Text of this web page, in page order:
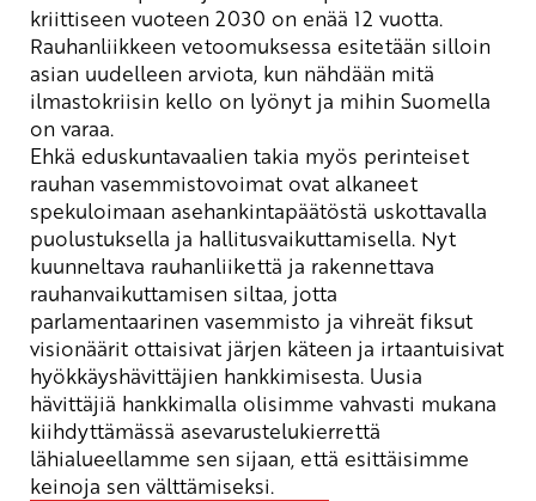
kriittiseen vuoteen 2030 on enää 12 vuotta.
Rauhanliikkeen vetoomuksessa esitetään silloin
asian uudelleen arviota, kun nähdään mitä
ilmastokriisin kello on lyönyt ja mihin Suomella
on varaa.
Ehkä eduskuntavaalien takia myös perinteiset
rauhan vasemmistovoimat ovat alkaneet
spekuloimaan asehankintapäätöstä uskottavalla
puolustuksella ja hallitusvaikuttamisella. Nyt
kuunneltava rauhanliikettä ja rakennettava
rauhanvaikuttamisen siltaa, jotta
parlamentaarinen vasemmisto ja vihreät fiksut
visionäärit ottaisivat järjen käteen ja irtaantuisivat
hyökkäyshävittäjien hankkimisesta. Uusia
hävittäjiä hankkimalla olisimme vahvasti mukana
kiihdyttämässä asevarustelukierrettä
lähialueellamme sen sijaan, että esittäisimme
keinoja sen välttämiseksi.